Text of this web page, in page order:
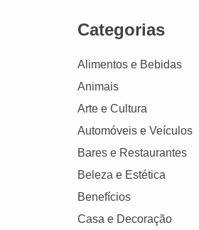
Categorias
Alimentos e Bebidas
Animais
Arte e Cultura
Automóveis e Veículos
Bares e Restaurantes
Beleza e Estética
Benefícios
Casa e Decoração